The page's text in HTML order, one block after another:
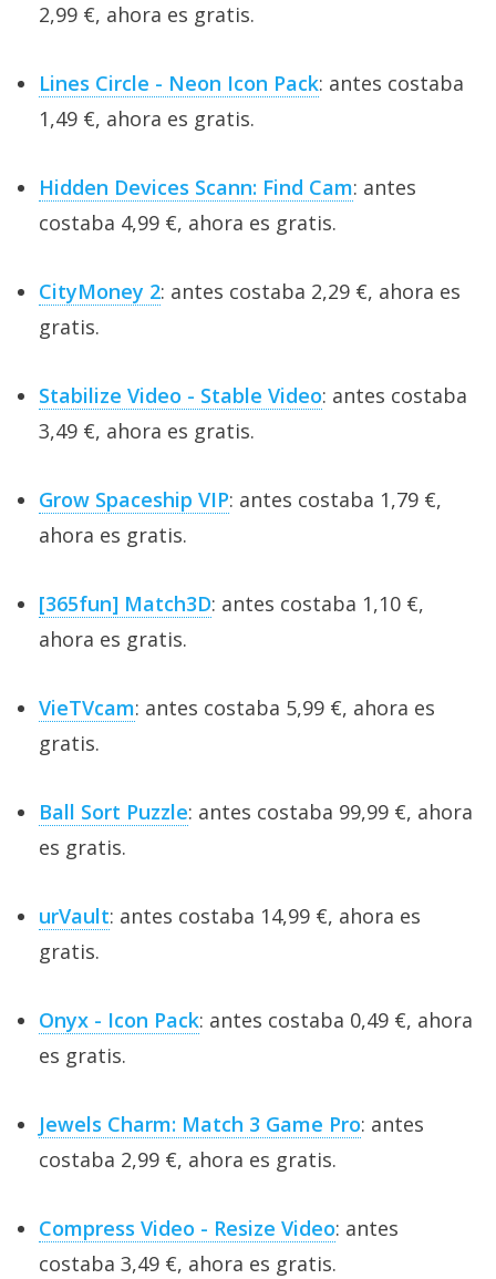
2,99 €, ahora es gratis.
Lines Circle - Neon Icon Pack: antes costaba
1,49 €, ahora es gratis.
Hidden Devices Scann: Find Cam: antes
costaba 4,99 €, ahora es gratis.
CityMoney 2: antes costaba 2,29 €, ahora es
gratis.
Stabilize Video - Stable Video: antes costaba
3,49 €, ahora es gratis.
Grow Spaceship VIP: antes costaba 1,79 €,
ahora es gratis.
[365fun] Match3D: antes costaba 1,10 €,
ahora es gratis.
VieTVcam: antes costaba 5,99 €, ahora es
gratis.
Ball Sort Puzzle: antes costaba 99,99 €, ahora
es gratis.
urVault: antes costaba 14,99 €, ahora es
gratis.
Onyx - Icon Pack: antes costaba 0,49 €, ahora
es gratis.
Jewels Charm: Match 3 Game Pro: antes
costaba 2,99 €, ahora es gratis.
Compress Video - Resize Video: antes
costaba 3,49 €, ahora es gratis.